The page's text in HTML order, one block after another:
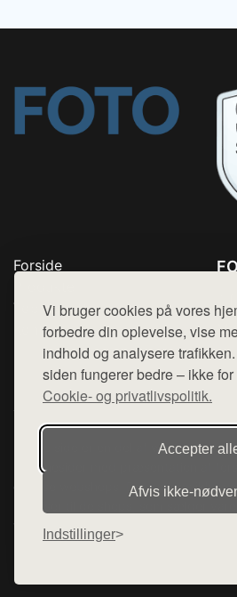
Vi bruger cookies på vores
forbedre din oplevelse, vise
indhold og analysere
siden fungerer bedre – ikke
Cookie- og privatlivspolitik.
Accepter
Afvis
Indstillinger
Forside
Top Rabatter
Kontakt
Denne side er en del af want.dk, der
hjemmesider med præsentation af
diverse webshops. Der sælges ikke
varerne på lager.